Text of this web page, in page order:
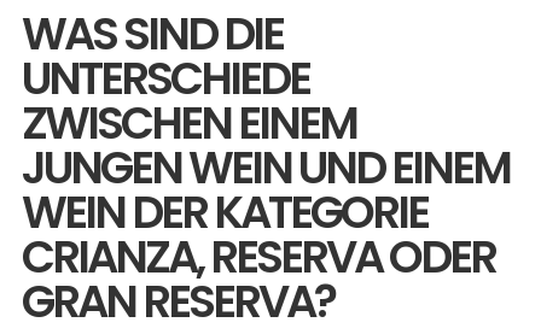
WAS SIND DIE
UNTERSCHIEDE
ZWISCHEN EINEM
JUNGEN WEIN UND EINEM
WEIN DER KATEGORIE
CRIANZA, RESERVA ODER
GRAN RESERVA?